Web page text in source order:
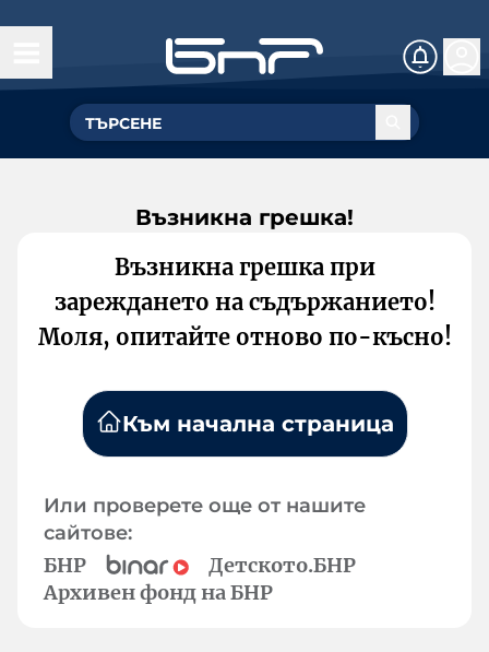
Възникна грешка!
Възникна грешка при
зареждането на съдържанието!
Моля, опитайте отново по-късно!
Към начална страница
Или проверете още от нашите
сайтове:
БНР
Детското.БНР
Архивен фонд на БНР